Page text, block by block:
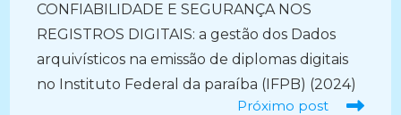
artigos
CONFIABILIDADE E SEGURANÇA NOS
REGISTROS DIGITAIS: a gestão dos Dados
arquivísticos na emissão de diplomas digitais
no Instituto Federal da paraíba (IFPB) (2024)
Próximo post